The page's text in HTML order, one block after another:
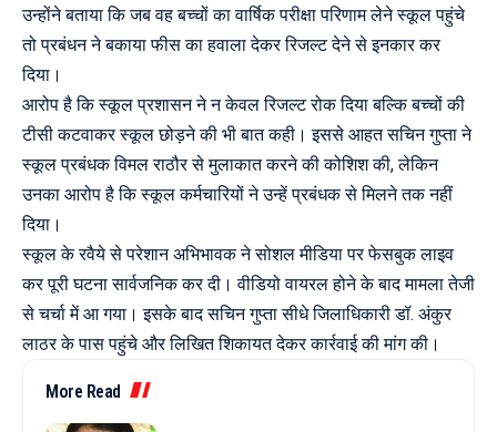
उन्होंने बताया कि जब वह बच्चों का वार्षिक परीक्षा परिणाम लेने स्कूल पहुंचे
तो प्रबंधन ने बकाया फीस का हवाला देकर रिजल्ट देने से इनकार कर
दिया।
आरोप है कि स्कूल प्रशासन ने न केवल रिजल्ट रोक दिया बल्कि बच्चों की
टीसी कटवाकर स्कूल छोड़ने की भी बात कही। इससे आहत सचिन गुप्ता ने
स्कूल प्रबंधक विमल राठौर से मुलाकात करने की कोशिश की, लेकिन
उनका आरोप है कि स्कूल कर्मचारियों ने उन्हें प्रबंधक से मिलने तक नहीं
दिया।
स्कूल के रवैये से परेशान अभिभावक ने सोशल मीडिया पर फेसबुक लाइव
कर पूरी घटना सार्वजनिक कर दी। वीडियो वायरल होने के बाद मामला तेजी
से चर्चा में आ गया। इसके बाद सचिन गुप्ता सीधे जिलाधिकारी डॉ. अंकुर
लाठर के पास पहुंचे और लिखित शिकायत देकर कार्रवाई की मांग की।
More Read